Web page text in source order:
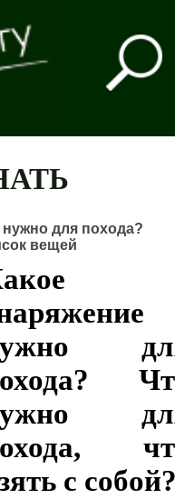
нужно для похода?
вещей
с